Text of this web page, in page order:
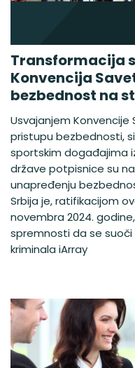
Transformacija
Konvencija
bezbednost na
Usvajanjem
pristupu bezbednosti,
sportskim događajima
države potpisnice su
unapređenju
Srbija je, ratifikacijom
novembra 2024.
spremnosti da se
kriminala iArray